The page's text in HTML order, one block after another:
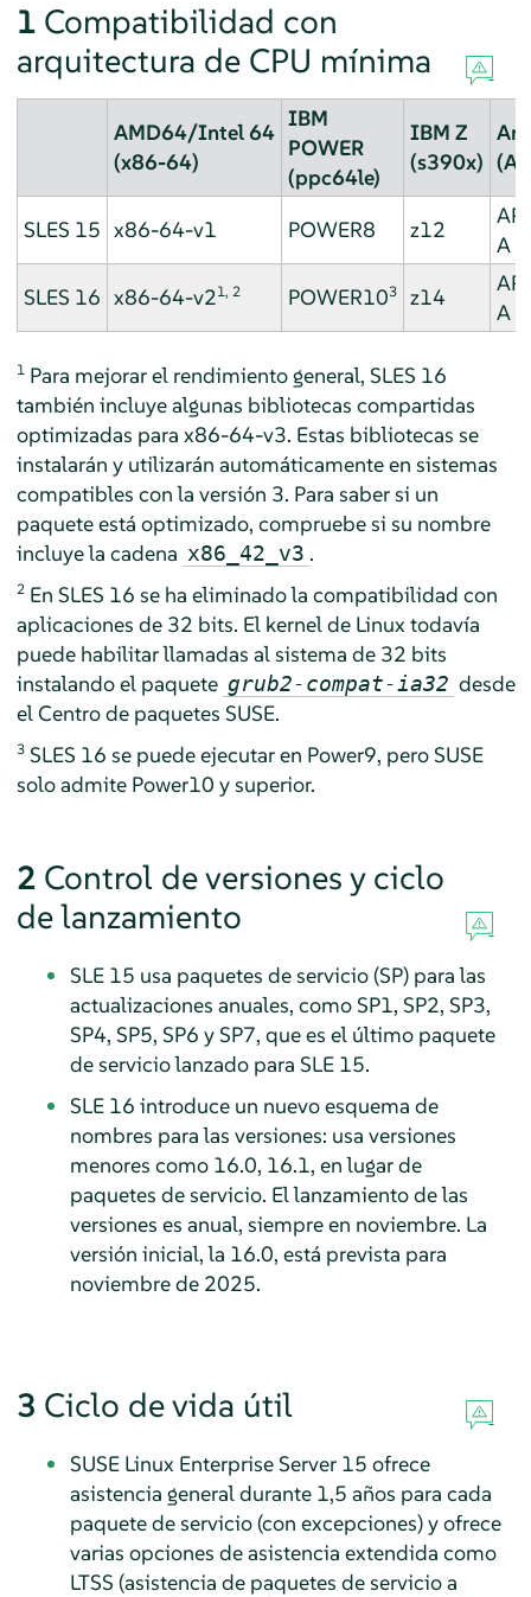
1 Compatibilidad con
arquitectura de CPU mínima
AMD64/Intel 64
(x86-64)
IBM
POWER
(ppc64le)
IBM Z
(s390x)
SLES 15 x86-64-v1 POWER8 z12
A
SLES 16 x86-64-v21, 2 POWER103 z14
A
1Para mejorar el rendimiento general, SLES 16
también incluye algunas bibliotecas compartidas
optimizadas para x86-64-v3. Estas bibliotecas se
instalarán y utilizarán automáticamente en sistemas
compatibles con la versión 3. Para saber si un
paquete está optimizado, compruebe si su nombre
incluye la cadena x86_42_v3 .
2En SLES 16 se ha eliminado la compatibilidad con
aplicaciones de 32 bits. El kernel de Linux todavía
puede habilitar llamadas al sistema de 32 bits
instalando el paquete grub2-compat-ia32 desde
el Centro de paquetes SUSE.
3SLES 16 se puede ejecutar en Power9, pero SUSE
solo admite Power10 y superior.
2 Control de versiones y ciclo
de lanzamiento
SLE 15 usa paquetes de servicio (SP) para las
actualizaciones anuales, como SP1, SP2, SP3,
SP4, SP5, SP6 y SP7, que es el último paquete
de servicio lanzado para SLE 15.
SLE 16 introduce un nuevo esquema de
nombres para las versiones: usa versiones
menores como 16.0, 16.1, en lugar de
paquetes de servicio. El lanzamiento de las
versiones es anual, siempre en noviembre. La
versión inicial, la 16.0, está prevista para
noviembre de 2025.
3 Ciclo de vida útil
SUSE Linux Enterprise Server 15 ofrece
asistencia general durante 1,5 años para cada
paquete de servicio (con excepciones) y ofrece
varias opciones de asistencia extendida como
LTSS (asistencia de paquetes de servicio a